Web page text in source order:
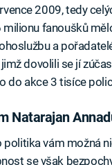
2009, tedy
milionu fanoušků
a
dovolili se jí
do akce 3 tisíce
Natarajan
vám možná
se však